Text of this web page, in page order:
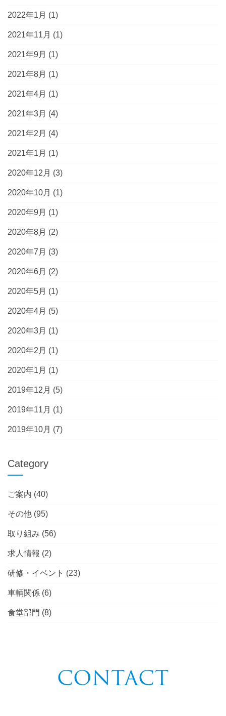
2022年1月 (1)
2021年11月 (1)
2021年9月 (1)
2021年8月 (1)
2021年4月 (1)
2021年3月 (4)
2021年2月 (4)
2021年1月 (1)
2020年12月 (3)
2020年10月 (1)
2020年9月 (1)
2020年8月 (2)
2020年7月 (3)
2020年6月 (2)
2020年5月 (1)
2020年4月 (5)
2020年3月 (1)
2020年2月 (1)
2020年1月 (1)
2019年12月 (5)
2019年11月 (1)
2019年10月 (7)
Category
ご案内 (40)
その他 (95)
取り組み (56)
求人情報 (2)
研修・イベント (23)
車輌関係 (6)
食堂部門 (8)
CONTACT